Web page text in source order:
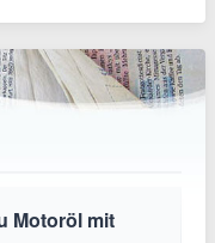
Motoröl mit